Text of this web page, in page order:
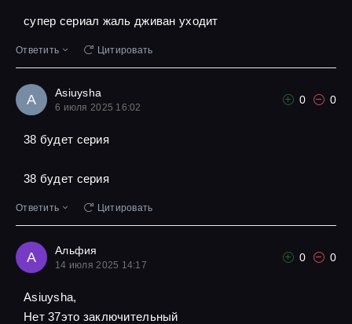
супер сериал жаль дживан уходит
Ответить Цитировать
A Asiuysha
6 июля 2025 16:02
0 0
38 будет серия
38 будет серия
Ответить Цитировать
А Альфия
14 июля 2025 14:17
0 0
Asiuysha,
Нет 37это заключительный